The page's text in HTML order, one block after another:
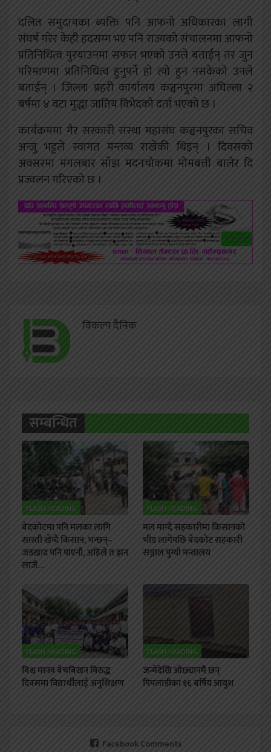
दलित समुदायका ब्यक्ति पनि आफनो अधिकारका लागी
संघर्ष गरेर केही हदसम्म भए पनि राज्यको संचालनमा आफनो
प्रतिनिधित्व पुरयाउनमा सफल भएको उनले बताईन् तर जुन
परिमाणमा प्रतिनिधित्व हुनुपर्ने हो त्यो हुन नसकेको उनले
बताईन् । जिल्ला प्रहरी कार्यालय कञ्चनपुरमा अघिल्ला २
बर्षमा ४ वटा मुद्धा जातिय विभेदको दर्ता भएको छ ।
कार्यक्रममा गैर सरकारी संस्था महासंघ कञ्चनपुरका सचिव
अन्जु भट्टले स्वागत मन्तव्य राखेकी थिइन् । दिवसको
अवसरमा मंगलबार साँझ मदनचोकमा मोमबत्ती बालेर दि
प्रज्वलन गरिएको छ ।
विकल्प दैनिक
सम्बन्धित
FLASH HEADING
बेदकोटमा पनि मलका लागि
सास्ती खेप्दै किसान, भन्छन्–
जडखाद पनि पाएनौ, अहिले त झन
लाजै…
FLASH HEADING
मल माग्दै सहकारीमा किसानको
भीड लागेपछि बेदकोट सहकारी
सञ्जाल पुग्यो मन्त्रालय
FLASH HEADING
विश्व मानव बेचबिखन विरुद्ध
दिवसमा विद्यार्थीलाई अनुशिक्षण
FLASH HEADING
जन्मेदेखि ओछ्यानमै छन्
पिपलाडीका १६ बर्षिय आयुश
Facebook Comments